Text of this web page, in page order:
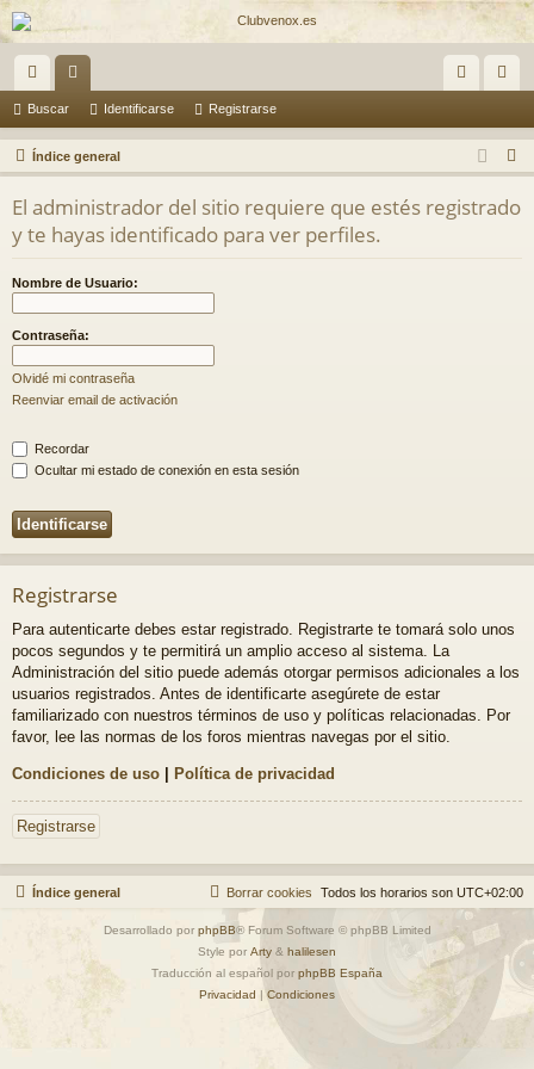
nl
ac
es
rá
do
or
os nti
fic
ar
ist
ra
rs
Buscar Identificarse Registrarse
Índice general
u
El administrador del sitio requiere que estés registrado
y te hayas identificado para ver perfiles.
Nombre de Usuario:
Contraseña:
Olvidé mi contraseña
Reenviar email de activación
Recordar
Ocultar mi estado de conexión en esta sesión
Registrarse
Para autenticarte debes estar registrado. Registrarte te tomará solo unos
pocos segundos y te permitirá un amplio acceso al sistema. La
Administración del sitio puede además otorgar permisos adicionales a los
usuarios registrados. Antes de identificarte asegúrete de estar
familiarizado con nuestros términos de uso y políticas relacionadas. Por
favor, lee las normas de los foros mientras navegas por el sitio.
Condiciones de uso | Política de privacidad
Registrarse
Índice general Todos los horarios son UTC+02:00
Borrar cookies
Desarrollado por phpBB® Forum Software © phpBB Limited
Style por Arty & halilesen
Traducción al español por phpBB España
Privacidad | Condiciones